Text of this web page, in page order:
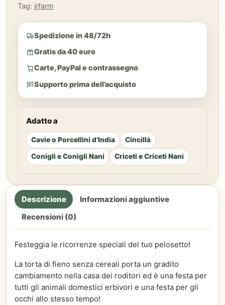
75
quantità
Tag: jrfarm
Spedizione in 48/72h
Gratis da 40 euro
Carte, PayPal e contrassegno
Supporto prima dell’acquisto
Adatto a
Cavie o Porcellini d’India Cincillà
Conigli e Conigli Nani Criceti e Criceti Nani
Descrizione
Informazioni aggiuntive
Recensioni (0)
Festeggia le ricorrenze speciali del tuo pelosetto!
La torta di fieno senza cereali porta un gradito
cambiamento nella casa dei roditori ed è una festa per
tutti gli animali domestici erbivori e una festa per gli
occhi allo stesso tempo!